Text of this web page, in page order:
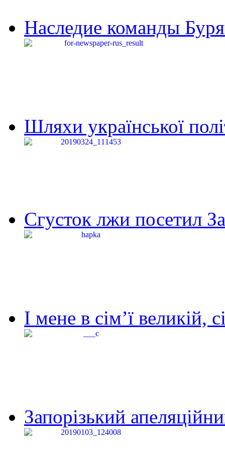
Наследие команды
Шляхи української
Сгусток лжи посетил
І мене в сім’ї великій,
Запорізький